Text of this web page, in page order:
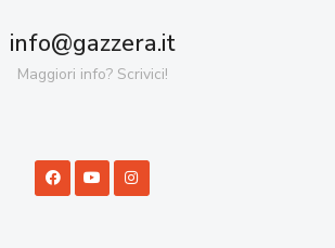
info@gazzera.it
Maggiori info? Scrivici!